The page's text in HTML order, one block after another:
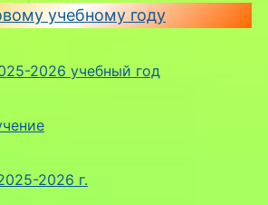
учебному году
2026 учебный год
2026 г.